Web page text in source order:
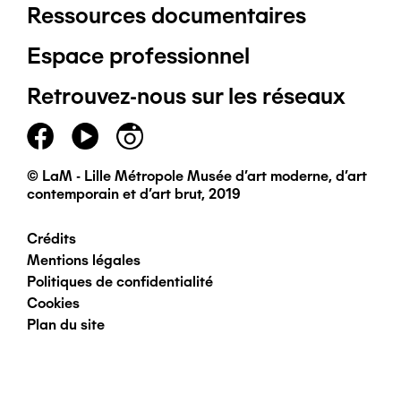
Pied
de
page
principal
Ressources documentaires
Espace professionnel
Retrouvez-nous sur les réseaux
© LaM - Lille Métropole Musée d'art moderne, d'art
contemporain et d'art brut, 2019
Pied
de
page
Crédits
Mentions légales
Politiques de confidentialité
Cookies
Plan du site